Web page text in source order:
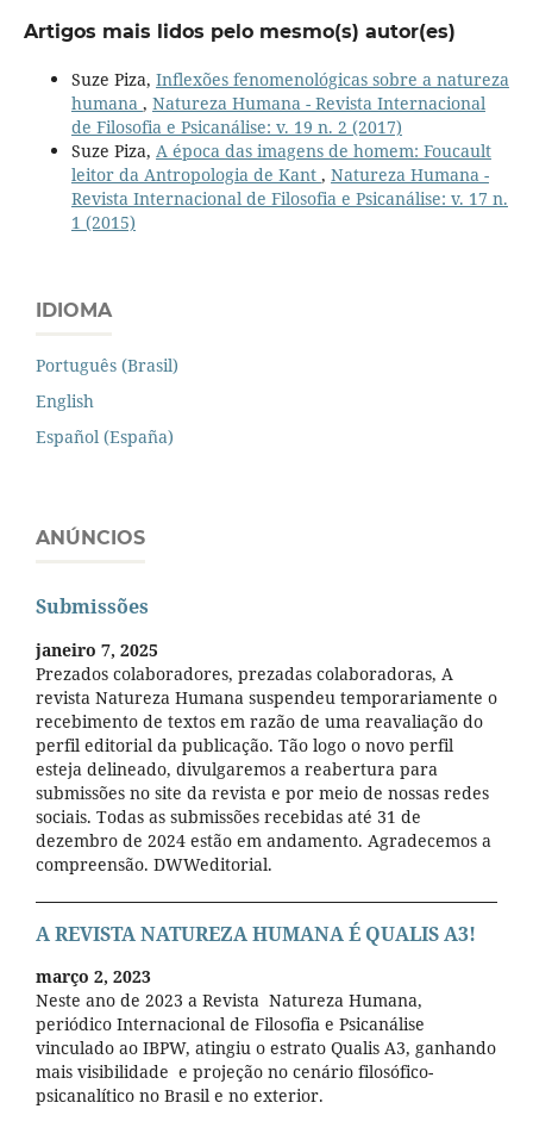
Artigos mais lidos pelo mesmo(s) autor(es)
Suze Piza, Inflexões fenomenológicas sobre a natureza
humana , Natureza Humana - Revista Internacional
de Filosofia e Psicanálise: v. 19 n. 2 (2017)
Suze Piza, A época das imagens de homem: Foucault
leitor da Antropologia de Kant , Natureza Humana -
Revista Internacional de Filosofia e Psicanálise: v. 17 n.
1 (2015)
IDIOMA
Português (Brasil)
English
Español (España)
ANÚNCIOS
Submissões
janeiro 7, 2025
Prezados colaboradores, prezadas colaboradoras, A
revista Natureza Humana suspendeu temporariamente o
recebimento de textos em razão de uma reavaliação do
perfil editorial da publicação. Tão logo o novo perfil
esteja delineado, divulgaremos a reabertura para
submissões no site da revista e por meio de nossas redes
sociais. Todas as submissões recebidas até 31 de
dezembro de 2024 estão em andamento. Agradecemos a
compreensão. DWWeditorial.
A REVISTA NATUREZA HUMANA É QUALIS A3!
março 2, 2023
Neste ano de 2023 a Revista Natureza Humana,
periódico Internacional de Filosofia e Psicanálise
vinculado ao IBPW, atingiu o estrato Qualis A3, ganhando
mais visibilidade e projeção no cenário filosófico-
psicanalítico no Brasil e no exterior.